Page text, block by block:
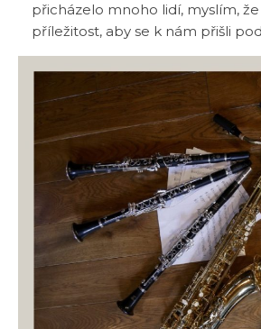
přicházelo mnoho lidí, myslím,
příležitost, aby se k nám přišli